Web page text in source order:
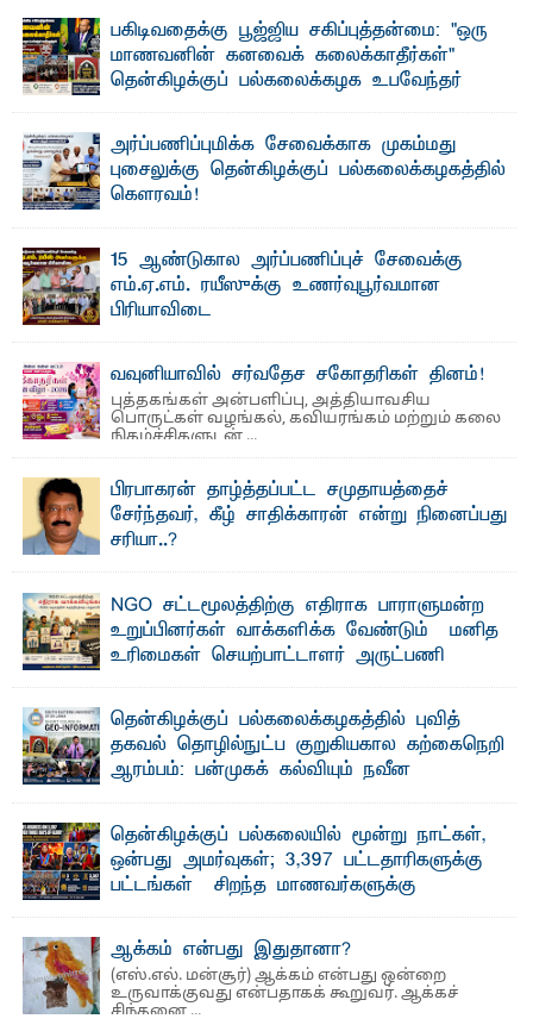
பகிடிவதைக்கு பூஜ்ஜிய சகிப்புத்தன்மை: "ஒரு
மாணவனின் கனவைக் கலைக்காதீர்கள்" –
தென்கிழக்குப் பல்கலைக்கழக உபவேந்தர்
"ஒ ரு மாணவனின் அல்லது மாணவியின் கனவு என்னால்
கலைக்கப்படாது" என்ற உறுதியை ஒவ்வொரு மாணவரும் ...
அர்ப்பணிப்புமிக்க சேவைக்காக முகம்மது
புசைலுக்கு தென்கிழக்குப் பல்கலைக்கழகத்தில்
கௌரவம்!
15 ஆண்டுகால அர்ப்பணிப்புச் சேவைக்கு
எம்.ஏ.எம். ரயீஸுக்கு உணர்வுபூர்வமான
பிரியாவிடை
வவுனியாவில் சர்வதேச சகோதரிகள் தினம்!
புத்தகங்கள் அன்பளிப்பு, அத்தியாவசிய
பொருட்கள் வழங்கல், கவியரங்கம் மற்றும் கலை
நிகழ்ச்சிகளுடன் ...
பிரபாகரன் தாழ்த்தப்பட்ட சமுதாயத்தைச்
சேர்ந்தவர், கீழ் சாதிக்காரன் என்று நினைப்பது
சரியா..?
NGO சட்டமூலத்திற்கு எதிராக பாராளுமன்ற
உறுப்பினர்கள் வாக்களிக்க வேண்டும் – மனித
உரிமைகள் செயற்பாட்டாளர் அருட்பணி
ஜே. எப். காமிலா பேகம்- இ லங்கை அரசாங்கம் அரசுசாரா
அமைப்புகள் (NGO) தொடர்பான புதிய சட்டமூலத்தை ...
தென்கிழக்குப் பல்கலைக்கழகத்தில் புவித்
தகவல் தொழில்நுட்ப குறுகியகால கற்கைநெறி
ஆரம்பம்: பன்முகக் கல்வியும் நவீன
பேராசிரியர் எம். எம். பாஸில்
தெ ன்கிழக்குப் பல்கலைக்கழகத்தின் கலை மற்றும் கலாசார
பீடத்தின் புவியியல் துறையினால் ...
தென்கிழக்குப் பல்கலையில் மூன்று நாட்கள்,
ஒன்பது அமர்வுகள்; 3,397 பட்டதாரிகளுக்கு
பட்டங்கள் – சிறந்த மாணவர்களுக்கு
மற்றும் சிறப்புப் பரிசுகள்
எம்.வை. அமீர்- ஒ லுவிலில் அமைந்துள்ள தென்கிழக்குப்
பல்கலைக்கழகத்தின் 18ஆவது பொதுப் பட்டமளிப்பு விழா ...
ஆக்கம் என்பது இதுதானா?
(எஸ்.எல். மன்சூர்) ஆக்கம் என்பது ஒன்றை
உருவாக்குவது என்பதாகக் கூறுவர். ஆக்கச்
சிந்தனை ...